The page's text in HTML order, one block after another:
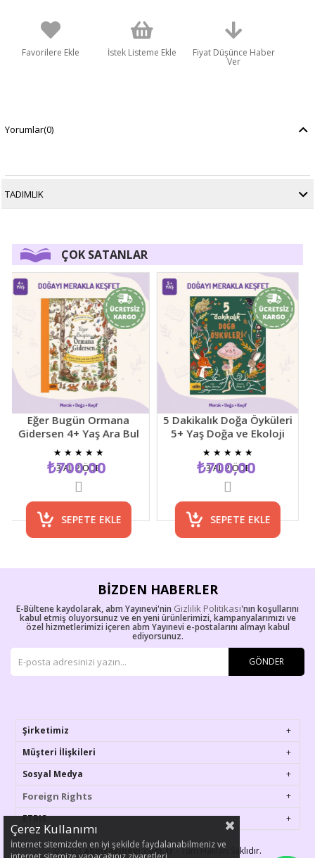
Favorilere Ekle İstek Listeme Ekle Fiyat Düşünce Haber
Ver
Yorumlar(0)
TADIMLIK
ÇOK SATANLAR
Eğer Bugün Ormana
Gidersen 4+ Yaş Ara Bul
Resimli Çocuk Etkinlik
Kitabı
★ ★ ★ ★
₺700,00
SEPETE EKLE
3 AL 2 ÖDE
5 Dakikalık Doğa Öyküleri
5+ Yaş Doğa ve Ekoloji
Temalı Çocuk Hikaye
Kitabı
★ ★ ★ ★
₺700,00
SEPETE EKLE
3 AL 2 ÖDE
BIZDEN HABERLER
E-Bültene kaydolarak, abm Yayınevi'nin Gizlilik Politikası'nın koşullarını
kabul etmiş oluyorsunuz ve en yeni ürünlerimizi, kampanyalarımızı ve
özel hizmetlerimizi içeren abm Yayınevi e-postalarını almayı kabul
ediyorsunuz.
GÖNDER
Şirketimiz
Müşteri İlişkileri
Sosyal Medya
Foreign Rights
ETBIS
© 2023abmyayinevi.com.tr- Tüm Hakları Saklıdır.
Çerez Kullanımı
İnternet sitemizden en iyi şekilde faydalanabilmeniz ve